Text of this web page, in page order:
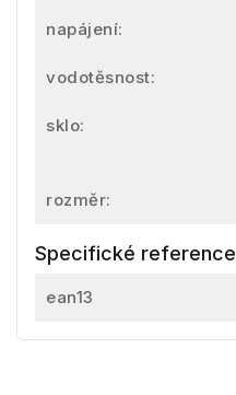
napájení:
vodotěsnost:
sklo:
rozměr:
Specifické reference
ean13